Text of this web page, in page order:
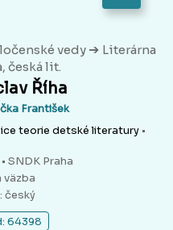
vedy ➔ Literárna
česká lit.
Říha
František
teorie detské literatury •
SNDK Praha
väzba
český
64398